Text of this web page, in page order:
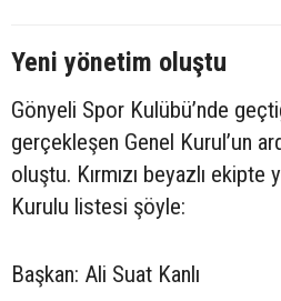
Yeni yönetim oluştu
Gönyeli Spor Kulübü’nde
gerçekleşen Genel Kurul’un
oluştu. Kırmızı beyazlı
Kurulu listesi şöyle:
Başkan: Ali Suat Kanlı